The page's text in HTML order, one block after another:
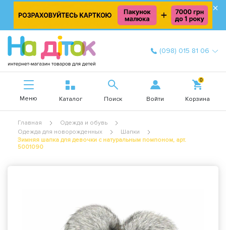
×
(098) 015 81 06
Меню Каталог Поиск Войти
0
Корзина
Главная
Одежда и обувь
Одежда для новорожденных
Шапки
Зимняя шапка для девочки с натуральным помпоном, арт.
5001090